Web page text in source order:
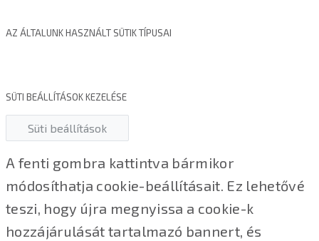
AZ ÁLTALUNK HASZNÁLT SÜTIK TÍPUSAI
SÜTI BEÁLLÍTÁSOK KEZELÉSE
Süti beállítások
A fenti gombra kattintva bármikor
módosíthatja cookie-beállításait. Ez lehetővé
teszi, hogy újra megnyissa a cookie-k
hozzájárulását tartalmazó bannert, és